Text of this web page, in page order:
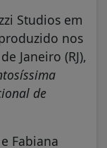
Studios em
nos
Janeiro (RJ),
de
Fabiana